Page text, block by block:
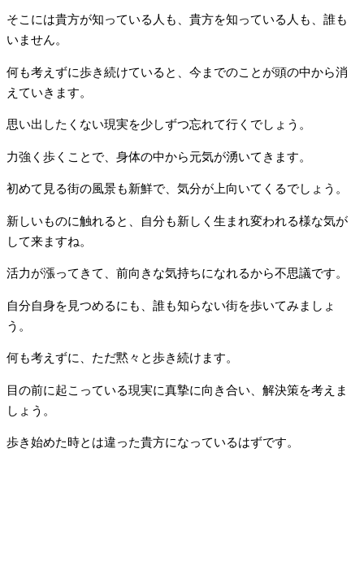
そこには貴方が知っている人も、貴方を知っている人も、誰も
いません。
何も考えずに歩き続けていると、今までのことが頭の中から消
えていきます。
思い出したくない現実を少しずつ忘れて行くでしょう。
力強く歩くことで、身体の中から元気が湧いてきます。
初めて見る街の風景も新鮮で、気分が上向いてくるでしょう。
新しいものに触れると、自分も新しく生まれ変われる様な気が
して来ますね。
活力が漲ってきて、前向きな気持ちになれるから不思議です。
自分自身を見つめるにも、誰も知らない街を歩いてみましょ
う。
何も考えずに、ただ黙々と歩き続けます。
目の前に起こっている現実に真摯に向き合い、解決策を考えま
しょう。
歩き始めた時とは違った貴方になっているはずです。